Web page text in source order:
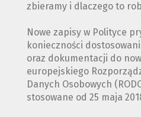
zbieramy i dlaczego to
Nowe zapisy w Polityce
konieczności
oraz dokumentacji do
europejskiego
Danych Osobowych
stosowane od 25 maja